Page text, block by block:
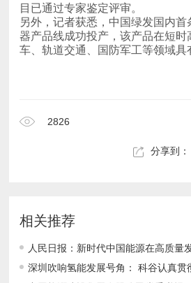
目已通过专家鉴定评审。
车、轨道交通、国防军工等领域具
2826
分享到：
相关推荐